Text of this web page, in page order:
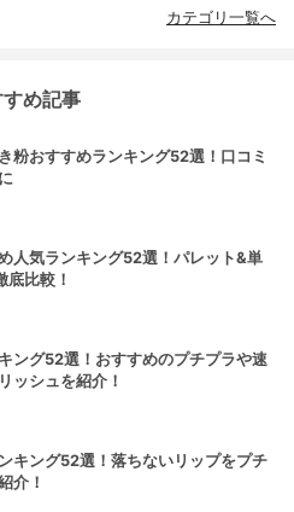
カテゴリ一覧へ
め記事
粉おすすめランキング52選！口コミ
人気ランキング52選！パレット&単
底比較！
ング52選！おすすめのプチプラや速
ッシュを紹介！
キング52選！落ちないリップをプチ
介！